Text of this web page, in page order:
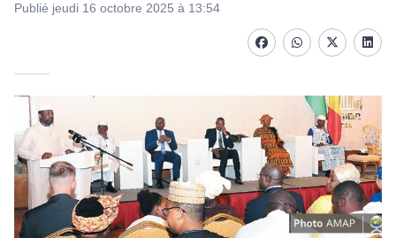
Publié jeudi 16 octobre 2025 à 13:54
FacebookwhatsappTwitter